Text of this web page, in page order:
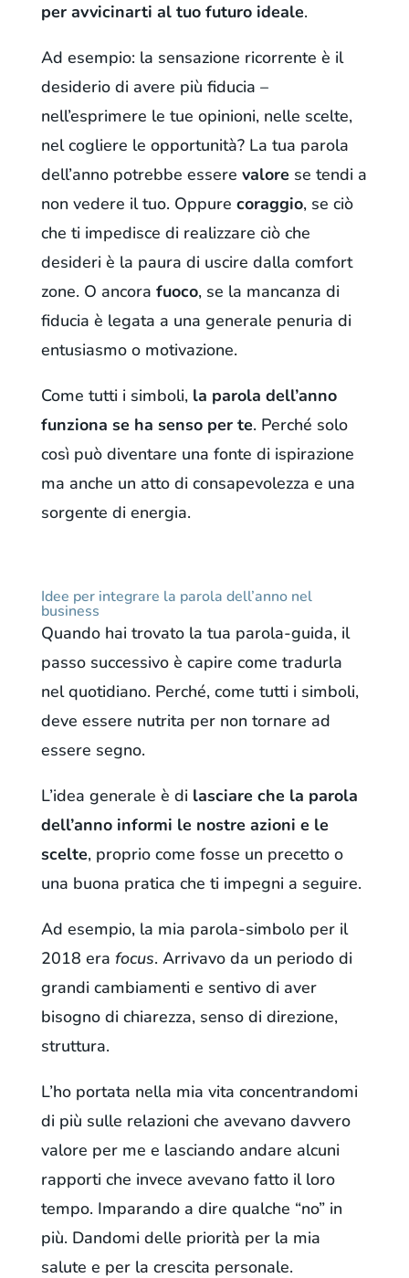
per avvicinarti al tuo futuro ideale.
Ad esempio: la sensazione ricorrente è il
desiderio di avere più fiducia –
nell’esprimere le tue opinioni, nelle scelte,
nel cogliere le opportunità? La tua parola
dell’anno potrebbe essere valore se tendi a
non vedere il tuo. Oppure coraggio, se ciò
che ti impedisce di realizzare ciò che
desideri è la paura di uscire dalla comfort
zone. O ancora fuoco, se la mancanza di
fiducia è legata a una generale penuria di
entusiasmo o motivazione.
Come tutti i simboli, la parola dell’anno
funziona se ha senso per te. Perché solo
così può diventare una fonte di ispirazione
ma anche un atto di consapevolezza e una
sorgente di energia.
Idee per integrare la parola dell’anno nel
business
Quando hai trovato la tua parola-guida, il
passo successivo è capire come tradurla
nel quotidiano. Perché, come tutti i simboli,
deve essere nutrita per non tornare ad
essere segno.
L’idea generale è di lasciare che la parola
dell’anno informi le nostre azioni e le
scelte, proprio come fosse un precetto o
una buona pratica che ti impegni a seguire.
Ad esempio, la mia parola-simbolo per il
2018 era focus. Arrivavo da un periodo di
grandi cambiamenti e sentivo di aver
bisogno di chiarezza, senso di direzione,
struttura.
L’ho portata nella mia vita concentrandomi
di più sulle relazioni che avevano davvero
valore per me e lasciando andare alcuni
rapporti che invece avevano fatto il loro
tempo. Imparando a dire qualche “no” in
più. Dandomi delle priorità per la mia
salute e per la crescita personale.